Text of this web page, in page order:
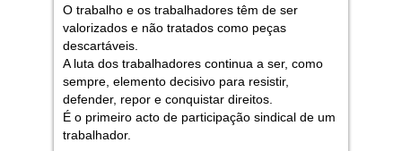
O trabalho e os trabalhadores têm de ser
valorizados e não tratados como peças
descartáveis.
A luta dos trabalhadores continua a ser, como
sempre, elemento decisivo para resistir,
defender, repor e conquistar direitos.
É o primeiro acto de participação sindical de um
trabalhador.